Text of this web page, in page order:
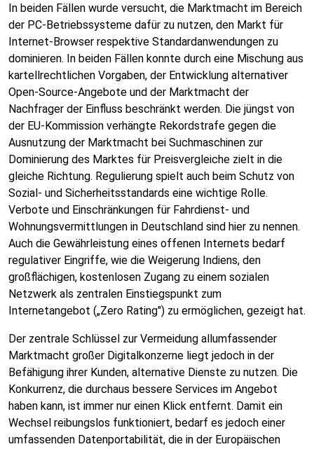
In beiden Fällen wurde versucht, die Marktmacht im Bereich
der PC-Betriebssysteme dafür zu nutzen, den Markt für
Internet-Browser respektive Standardanwendungen zu
dominieren. In beiden Fällen konnte durch eine Mischung aus
kartellrechtlichen Vorgaben, der Entwicklung alternativer
Open-Source-Angebote und der Marktmacht der
Nachfrager der Einfluss beschränkt werden. Die jüngst von
der EU-Kommission verhängte Rekordstrafe gegen die
Ausnutzung der Marktmacht bei Suchmaschinen zur
Dominierung des Marktes für Preisvergleiche zielt in die
gleiche Richtung. Regulierung spielt auch beim Schutz von
Sozial- und Sicherheitsstandards eine wichtige Rolle.
Verbote und Einschränkungen für Fahrdienst- und
Wohnungsvermittlungen in Deutschland sind hier zu nennen.
Auch die Gewährleistung eines offenen Internets bedarf
regulativer Eingriffe, wie die Weigerung Indiens, den
großflächigen, kostenlosen Zugang zu einem sozialen
Netzwerk als zentralen Einstiegspunkt zum
Internetangebot („Zero Rating") zu ermöglichen, gezeigt hat.
Der zentrale Schlüssel zur Vermeidung allumfassender
Marktmacht großer Digitalkonzerne liegt jedoch in der
Befähigung ihrer Kunden, alternative Dienste zu nutzen. Die
Konkurrenz, die durchaus bessere Services im Angebot
haben kann, ist immer nur einen Klick entfernt. Damit ein
Wechsel reibungslos funktioniert, bedarf es jedoch einer
umfassenden Datenportabilität, die in der Europäischen